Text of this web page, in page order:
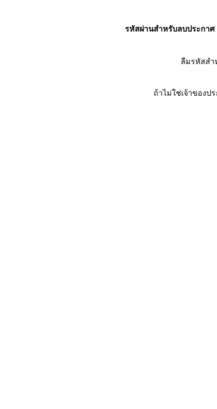
รหัสผ่านสำหรับลบประกาศ
ลืมรหัสส
ถ้าไม่ใช่เจ้าของป